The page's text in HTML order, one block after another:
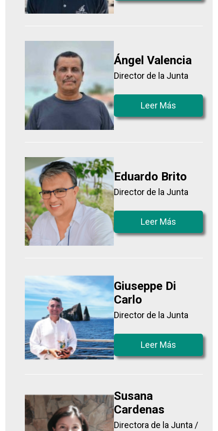
Ángel Valencia
Director de la Junta
Leer Más
Eduardo Brito
Director de la Junta
Leer Más
Giuseppe Di
Carlo
Director de la Junta
Leer Más
Susana
Cardenas
Directora de la Junta /